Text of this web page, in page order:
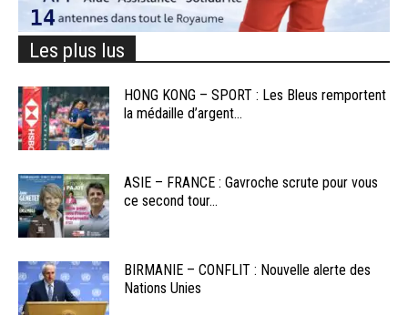
Les plus lus
HONG KONG – SPORT : Les Bleus remportent
la médaille d’argent...
ASIE – FRANCE : Gavroche scrute pour vous
ce second tour...
BIRMANIE – CONFLIT : Nouvelle alerte des
Nations Unies